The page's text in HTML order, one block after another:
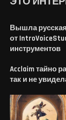
Вышла русская
от
инструментов
Acclaim тайно
так и не